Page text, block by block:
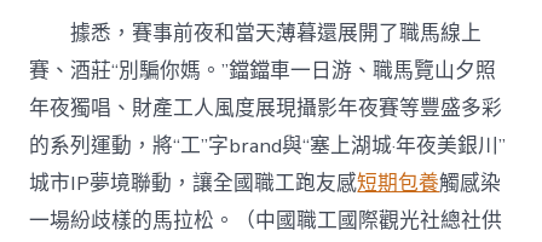
據悉，賽事前夜和當天薄暮還展開了職馬線上
賽、酒莊“別騙你媽。”鐺鐺車一日游、職馬覽山夕照
年夜獨唱、財產工人風度展現攝影年夜賽等豐盛多彩
的系列運動，將“工”字brand與“塞上湖城·年夜美銀川”
城市IP夢境聯動，讓全國職工跑友感短期包養觸感染
一場紛歧樣的馬拉松。（中國職工國際觀光社總社供